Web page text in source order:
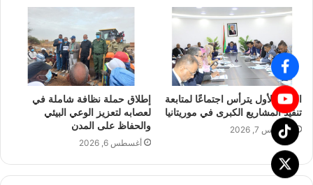
الوزير الأول يترأس اجتماعًا لمتابعة
تنفيذ المشاريع الكبرى في موريتانيا
أغسطس 7, 2026
إطلاق حملة نظافة شاملة في
لعصابه لتعزيز الوعي البيئي
والحفاظ على المدن
أغسطس 6, 2026